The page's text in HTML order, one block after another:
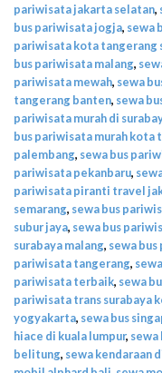
pariwisata jakarta selatan,
bus pariwisata jogja, sewa
pariwisata kota tangerang
bus pariwisata malang,
pariwisata mewah, sewa
tangerang banten, sewa
pariwisata murah di
bus pariwisata murah kota
palembang, sewa bus
pariwisata pekanbaru,
pariwisata piranti travel
semarang, sewa bus
subur jaya, sewa bus
surabaya malang, sewa
pariwisata tangerang,
pariwisata terbaik, sewa
pariwisata trans surabaya
yogyakarta, sewa bus
hiace di kuala lumpur, sewa
belitung, sewa kendaraan